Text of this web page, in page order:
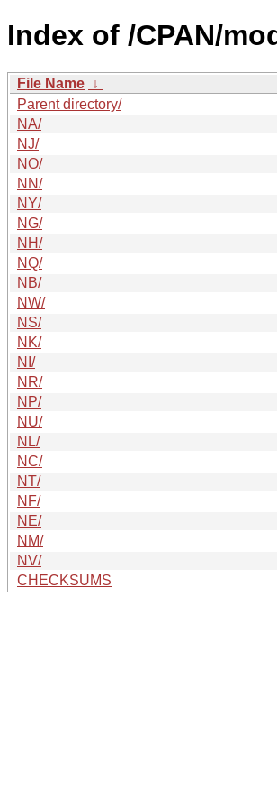
Index of /CPAN/
File Name ↓
Parent directory/
NA/
NJ/
NO/
NN/
NY/
NG/
NH/
NQ/
NB/
NW/
NS/
NK/
NI/
NR/
NP/
NU/
NL/
NC/
NT/
NF/
NE/
NM/
NV/
CHECKSUMS